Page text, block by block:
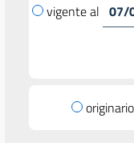
vigente al
originario